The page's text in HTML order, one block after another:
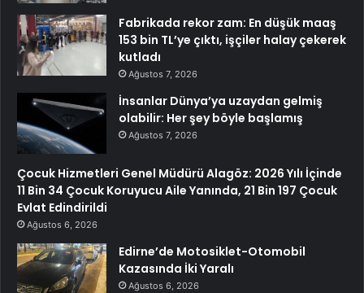
Fabrikada rekor zam: En düşük maaş
153 bin TL’ye çıktı, işçiler halay çekerek
kutladı
Ağustos 7, 2026
İnsanlar Dünya’ya uzaydan gelmiş
olabilir: Her şey böyle başlamış
Ağustos 7, 2026
Çocuk Hizmetleri Genel Müdürü Alagöz: 2026 Yılı İçinde
11 Bin 34 Çocuk Koruyucu Aile Yanında, 21 Bin 197 Çocuk
Evlat Edindirildi
Ağustos 6, 2026
Edirne’de Motosiklet-Otomobil
Kazasında İki Yaralı
Ağustos 6, 2026